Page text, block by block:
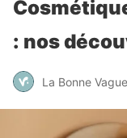
: nos
La Bonne Vague